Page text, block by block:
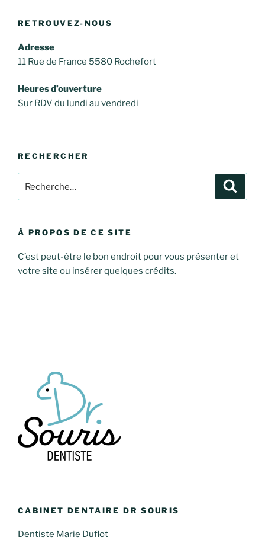
RETROUVEZ-NOUS
Adresse
11 Rue de France 5580 Rochefort
Heures d’ouverture
Sur RDV du lundi au vendredi
RECHERCHER
pour
À PROPOS DE CE SITE
C’est peut-être le bon endroit pour vous présenter et
votre site ou insérer quelques crédits.
CABINET DENTAIRE DR SOURIS
Dentiste Marie Duflot